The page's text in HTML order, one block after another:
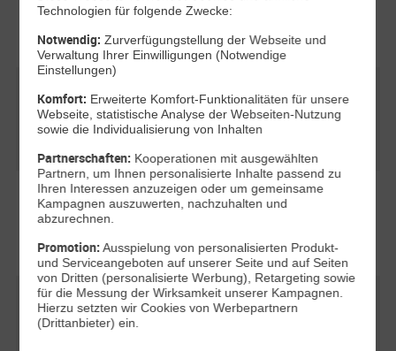
deutschen Mobilfunknetze
Flat Telefonie(0ct/Min.)
Flat Internet
60 GB, nach Verbrauch des monatlichen
Datenvolumens mit max. 64 kBit/s
Freimonat auf die Grundgebühr für Tarife
ohne Smartphone mit 24 Monaten Laufzeit
Freimonat auf die Grundgebühr für Tarife mit
Smartphone mit 24 Monaten Laufzeit
Technologien für folgende Zwecke:
Notwendig: Zurverfügungstellung der Webseite und
Verwaltung Ihrer Einwilligungen (Notwendige
Einstellungen)
Komfort: Erweiterte Komfort-Funktionalitäten für unsere
Webseite, statistische Analyse der Webseiten-Nutzung
sowie die Individualisierung von Inhalten
Partnerschaften: Kooperationen mit ausgewählten
Partnern, um Ihnen personalisierte Inhalte passend zu
Ihren Interessen anzuzeigen oder um gemeinsame
Kampagnen auszuwerten, nachzuhalten und
abzurechnen.
Promotion:Ausspielung von personalisierten Produkt-
und Serviceangeboten auf unserer Seite und auf Seiten
von Dritten (personalisierte Werbung), Retargeting sowie
für die Messung der Wirksamkeit unserer Kampagnen.
Hierzu setzten wir Cookies von Werbepartnern
(Drittanbieter) ein.